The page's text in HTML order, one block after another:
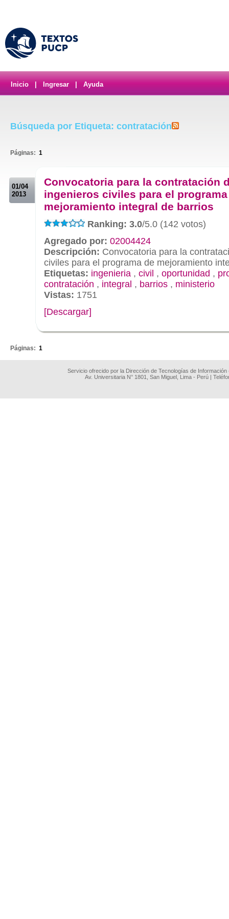
Inicio Ingresar Ayuda
Búsqueda por Etiqueta: contratación
Páginas: 1
01/04
2013
Convocatoria para la contratación
ingenieros civiles para el
mejoramiento integral de barrios
Ranking: 3.0/5.0 (142 votos)
Agregado por: 02004424
Descripción: Convocatoria para la
civiles para el programa de mejoramiento
Etiquetas: ingenieria , civil , oportunidad ,
contratación , integral , barrios , ministerio
Vistas: 1751
[Descargar]
Páginas: 1
Servicio ofrecido por la Dirección de Tecnologías de
Av. Universitaria N° 1801, San Miguel, Lima - Perú |